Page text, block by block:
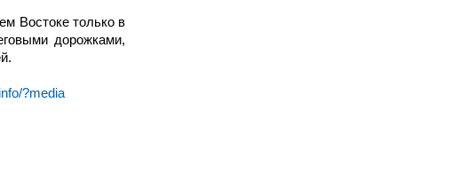
Востоке только в
дорожками,
?media